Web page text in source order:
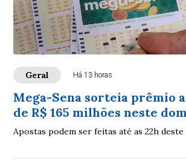
Geral Há 13 horas
Mega-Sena sorteia prêmio
de R$ 165 milhões neste
Apostas podem ser feitas até as 22h deste